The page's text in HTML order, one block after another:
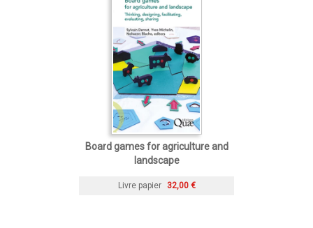
Board games for agriculture and
landscape
Livre papier 32,00 €